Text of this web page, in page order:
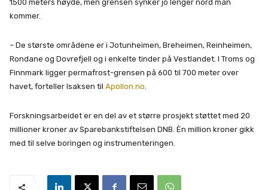
1500 meters høyde, men grensen synker jo lenger nord man
kommer.
– De største områdene er i Jotunheimen, Breheimen, Reinheimen,
Rondane og Dovrefjell og i enkelte tinder på Vestlandet. I Troms og
Finnmark ligger permafrost-grensen på 600 til 700 meter over
havet, forteller Isaksen til Apollon.no.
Forskningsarbeidet er en del av et større prosjekt støttet med 20
millioner kroner av Sparebankstiftelsen DNB. Èn million kroner gikk
med til selve boringen og instrumenteringen.